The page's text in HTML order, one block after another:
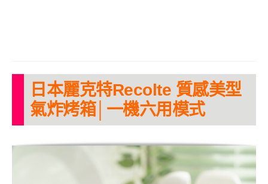
日本麗克特Recolte 質感美型
氣炸烤箱│一機六用模式